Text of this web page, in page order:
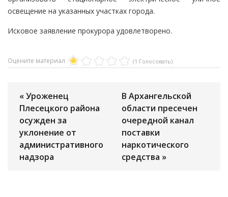
освещение на указанных участках города.
Исковое заявление прокурора удовлетворено.
Оцените материал (1 Голосовать)
« Уроженец
Плесецкого района
осужден за
уклонение от
административного
надзора
В Архангельской
области пресечен
очередной канал
поставки
наркотического
средства »